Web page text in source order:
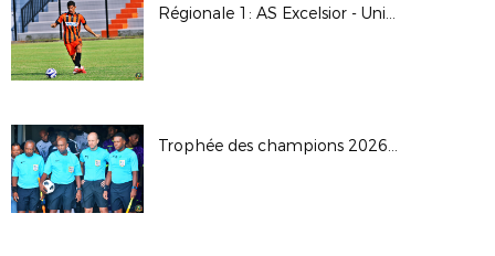
Régionale 1: AS Excelsior - Union Sporting Bénédictine
Trophée des champions 2026: JS Saint Pierroise - AS Jeanne D'Arc